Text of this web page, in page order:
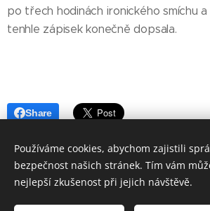
po třech hodinách ironického smíchu
tenhle zápisek konečně dopsala.
Share
© 2021 - 23 ZÁPISKY MÁMY
Používáme cookies, abychom zajistili
bezpečnost našich stránek. Tím vám
nejlepší zkušenost při jejich návštěvě.